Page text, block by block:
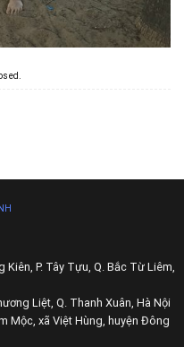
P. Tây Tựu, Q. Bắc Từ Liêm,
Liệt, Q. Thanh Xuân, Hà Nội
Mộc, xã Việt Hùng, huyện Đông